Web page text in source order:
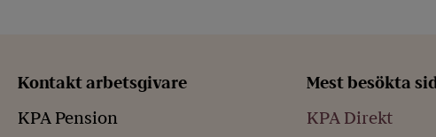
Kontakt arbetsgivare
KPA Pension
Mest besökta
KPA Direkt